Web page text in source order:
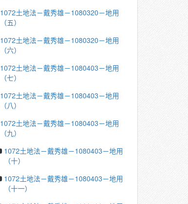
1072土地法－戴秀雄－1080320－地用
（五）
1072土地法－戴秀雄－1080320－地用
（六）
1072土地法－戴秀雄－1080403－地用
（七）
1072土地法－戴秀雄－1080403－地用
（八）
1072土地法－戴秀雄－1080403－地用
（九）
1072土地法－戴秀雄－1080403－地用
（十）
1072土地法－戴秀雄－1080403－地用
（十一）